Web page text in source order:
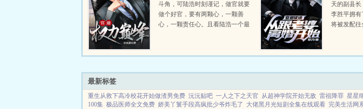
斗角，可陆浩时刻谨记，做官就要
做个好官，要有两颗心，一颗善
心，一颗责任心。且看陆浩一个最
袖清风，不畏权贵，官运亨通。...
天的副县
李胜平拥有
将被发配
是冰山一角
最新标签
重生从救下高冷校花开始做渣男免费 沅沅贴吧 一人之下之天官 从超神学院开始无敌 雷祖降罪 星星
100集 极品医师全文免费 娇美丫鬟手段高疯批少爷炸毛了 大佬黑月光短剧全集在线观看 完美生活网